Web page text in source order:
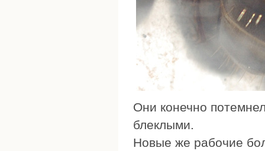
Они конечно
блеклыми.
Новые же рабочие